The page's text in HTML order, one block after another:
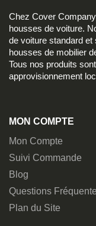
Chez Cover
housses de voiture.
de voiture standard
housses de mobilier
Tous nos produits
approvisionnement
MON COMPTE
Mon Compte
Suivi Commande
Blog
Questions
Plan du Site